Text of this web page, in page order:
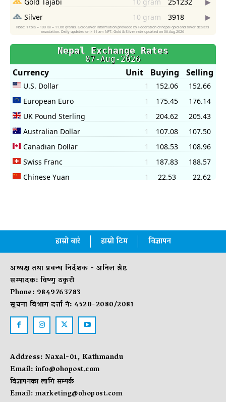
हाम्रो बारे हाम्रो टिम विज्ञापन
अध्यक्ष तथा प्रबन्ध निर्देशक - अनिल श्रेष्ठ
सम्पादक: विष्णु ठकुरी
Phone: 9849763783
सूचना विभाग दर्ता नं: 4520-2080/2081
Address: Naxal-01, Kathmandu
Email:info@ohopost.com
विज्ञापनका लागि सम्पर्क
Email:marketing@ohopost.com